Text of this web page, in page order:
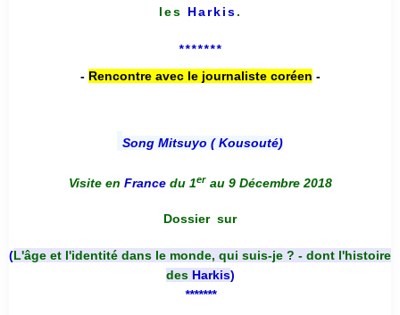
les Harkis.
*******
- Rencontre avec le journaliste coréen -
Song Mitsuyo ( Kousouté)
Visite en France du 1er au 9 Décembre 2018
Dossier sur
(L'âge et l'identité dans le monde, qui suis-je ? - dont l'histoire
des Harkis)
*******